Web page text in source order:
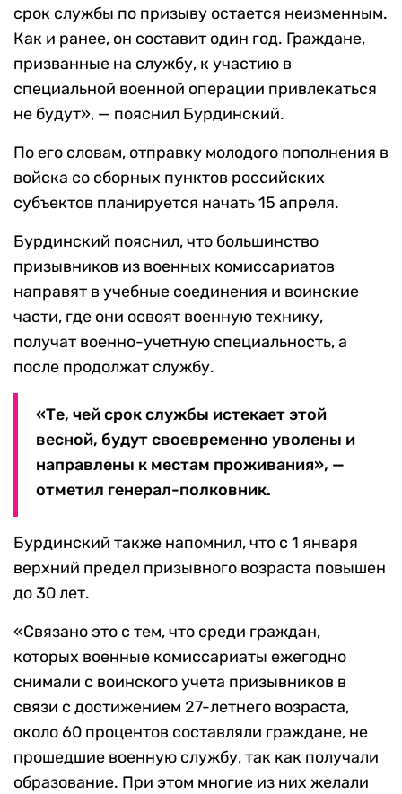
срок службы по призыву остается неизменным.
Как и ранее, он составит один год. Граждане,
призванные на службу, к участию в
специальной военной операции привлекаться
не будут», — пояснил Бурдинский.
По его словам, отправку молодого пополнения в
войска со сборных пунктов российских
субъектов планируется начать 15 апреля.
Бурдинский пояснил, что большинство
призывников из военных комиссариатов
направят в учебные соединения и воинские
части, где они освоят военную технику,
получат военно-учетную специальность, а
после продолжат службу.
«Те, чей срок службы истекает этой
весной, будут своевременно уволены и
направлены к местам проживания», —
отметил генерал-полковник.
Бурдинский также напомнил, что с 1 января
верхний предел призывного возраста повышен
до 30 лет.
«Связано это с тем, что среди граждан,
которых военные комиссариаты ежегодно
снимали с воинского учета призывников в
связи с достижением 27-летнего возраста,
около 60 процентов составляли граждане, не
прошедшие военную службу, так как получали
образование. При этом многие из них желали